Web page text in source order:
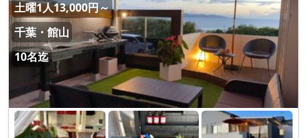
土曜1人13,000円～
千葉・館山
10名迄